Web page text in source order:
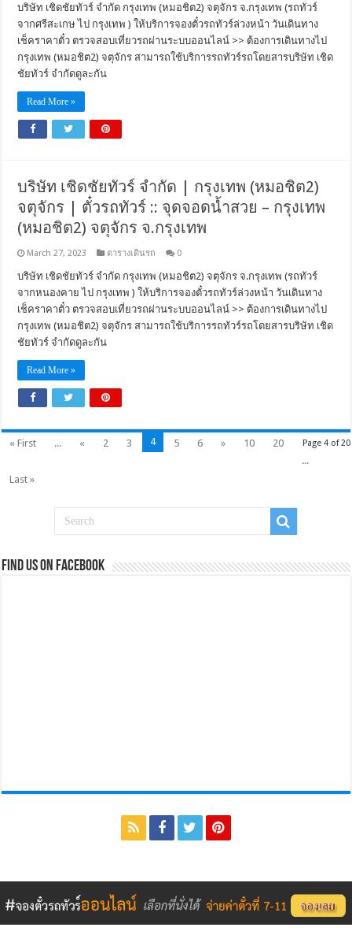
บริษัท เชิดชัยทัวร์ จำกัด กรุงเทพ (หมอชิต2) จตุจักร จ.กรุงเทพ (รถทัวร์
จากศรีสะเกษ ไป กรุงเทพ ) ให้บริการจองตั๋วรถทัวร์ล่วงหน้า วันเดินทาง
เช็คราคาตั๋ว ตรวจสอบเที่ยวรถผ่านระบบออนไลน์ >> ต้องการเดินทางไป
กรุงเทพ (หมอชิต2) จตุจักร สามารถใช้บริการรถทัวร์รถโดยสารบริษัท เชิด
ชัยทัวร์ จำกัดดูละกัน
Read More »
บริษัท เชิดชัยทัวร์ จำกัด | กรุงเทพ (หมอชิต2)
จตุจักร | ตั๋วรถทัวร์ :: จุดจอดน้ำสวย – กรุงเทพ
(หมอชิต2) จตุจักร จ.กรุงเทพ
March 27, 2023 ตารางเดินรถ 0
บริษัท เชิดชัยทัวร์ จำกัด กรุงเทพ (หมอชิต2) จตุจักร จ.กรุงเทพ (รถทัวร์
จากหนองคาย ไป กรุงเทพ ) ให้บริการจองตั๋วรถทัวร์ล่วงหน้า วันเดินทาง
เช็คราคาตั๋ว ตรวจสอบเที่ยวรถผ่านระบบออนไลน์ >> ต้องการเดินทางไป
กรุงเทพ (หมอชิต2) จตุจักร สามารถใช้บริการรถทัวร์รถโดยสารบริษัท เชิด
ชัยทัวร์ จำกัดดูละกัน
Read More »
Page 4 of 20
« First ... « 2 3 4 5 6 » 10
20
...
Last »
Find us on Facebook